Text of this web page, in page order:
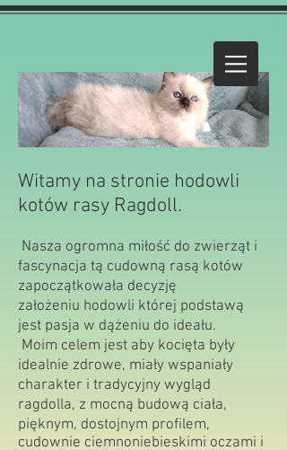
Witamy na stronie hodowli
kotów rasy Ragdoll.
Nasza ogromna miłość do zwierząt i
fascynacja tą cudowną rasą kotów
zapoczątkowała decyzję
założeniu hodowli której podstawą
jest pasja w dążeniu do ideału.
Moim celem jest aby kocięta były
idealnie zdrowe, miały wspaniały
charakter i tradycyjny wygląd
ragdolla, z mocną budową ciała,
pięknym, dostojnym profilem,
cudownie ciemnoniebieskimi oczami i